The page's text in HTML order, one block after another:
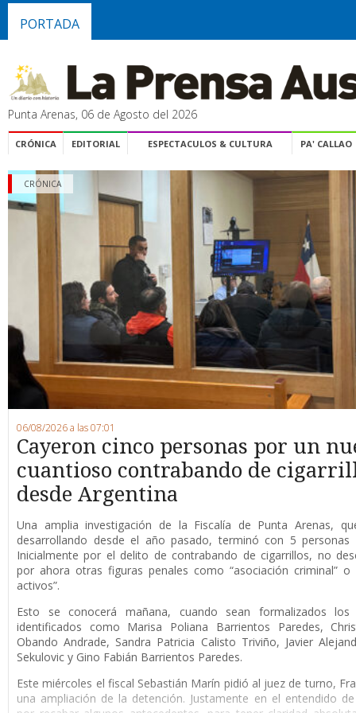
PORTADA
Punta Arenas, 06 de Agosto del 2026
CRÓNICA EDITORIAL ESPECTACULOS & CULTURA PA' CALLAO
CRÓNICA
06/08/2026 a las 07:01
Cayeron cinco personas por un
cuantioso contrabando de
desde Argentina
Una amplia investigación de la Fiscalía de Punta Arenas,
desarrollando desde el año pasado, terminó con 5 personas
Inicialmente por el delito de contrabando de cigarrillos, no
por ahora otras figuras penales como “asociación criminal” o
activos”.
Esto se conocerá mañana, cuando sean formalizados los
identificados como Marisa Poliana Barrientos Paredes,
Obando Andrade, Sandra Patricia Calisto Triviño, Javier
Sekulovic y Gino Fabián Barrientos Paredes.
Este miércoles el fiscal Sebastián Marín pidió al juez de turno,
una ampliación de la detención. Justamente en el entendido